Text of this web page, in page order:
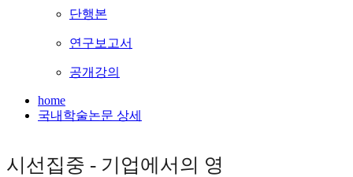
단행본
연구보고서
공개강의
home
국내학술논문 상세
시선집중 - 기업에서의 영